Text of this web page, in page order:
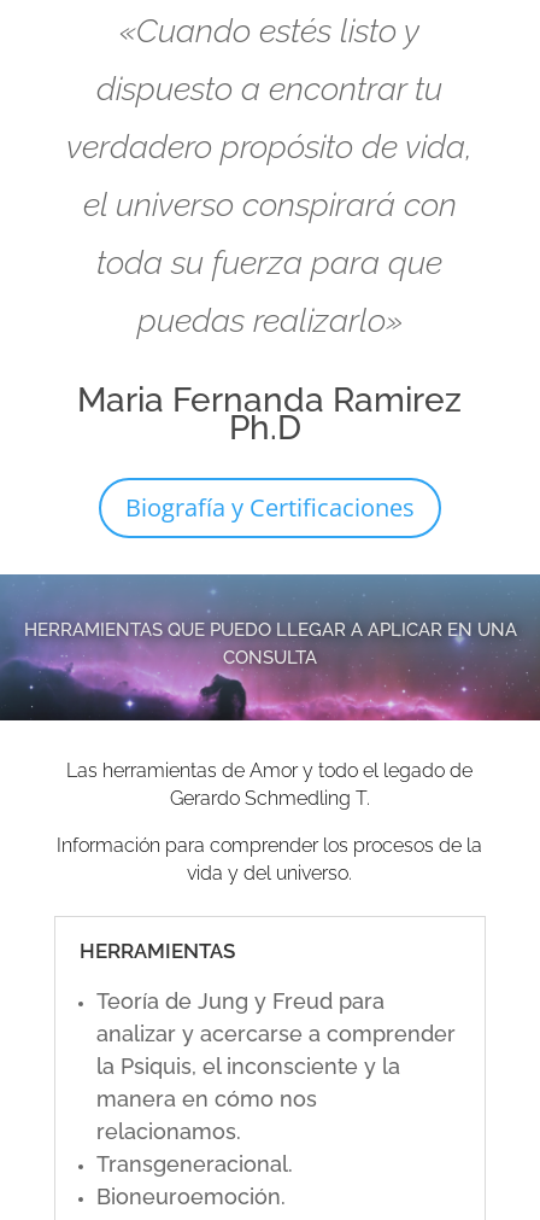
«Cuando estés listo y
dispuesto a encontrar tu
verdadero propósito de vida,
el universo conspirará con
toda su fuerza para que
puedas realizarlo»
Maria Fernanda Ramirez
Ph.D
Biografía y Certificaciones
HERRAMIENTAS QUE PUEDO LLEGAR A APLICAR EN UNA
CONSULTA
Las herramientas de Amor y todo el legado de
Gerardo Schmedling T.
Información para comprender los procesos de la
vida y del universo.
HERRAMIENTAS
Teoría de Jung y Freud para
analizar y acercarse a comprender
la Psiquis, el inconsciente y la
manera en cómo nos
relacionamos.
Transgeneracional.
Bioneuroemoción.